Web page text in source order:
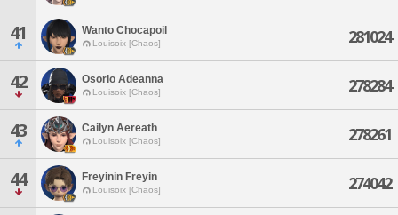
41 Wanto Chocapoil
Louisoix [Chaos] 281024
42 Osorio Adeanna
Louisoix [Chaos] 278284
43 Cailyn Aereath
Louisoix [Chaos] 278261
44 Freyinin Freyin
Louisoix [Chaos] 274042